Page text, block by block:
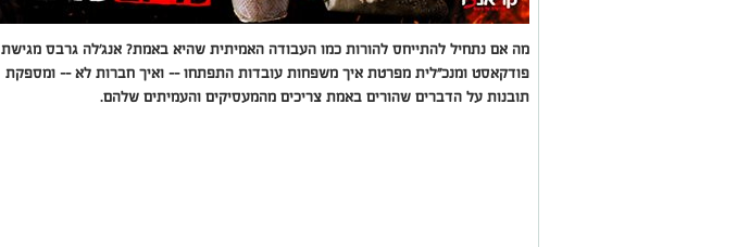
מה אם נתחיל להתייחס להורות כמו העבודה האמיתית שהיא באמת? אנג'לה גרבס מגישת
פודקאסט ומנכ"לית מפרטת איך משפחות עובדות התפתחו -- ואיך חברות לא -- ומספקת
תובנות על הדברים שהורים באמת צריכים מהמעסיקים והעמיתים שלהם.